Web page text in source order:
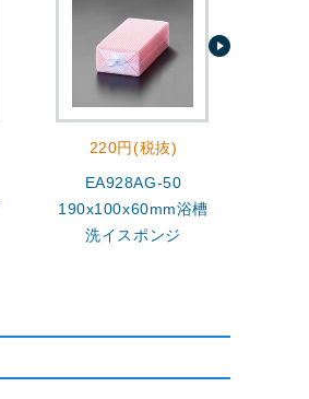
220円(税抜)
EA928AG-50
190x100x60mm浴槽
洗イスポンジ